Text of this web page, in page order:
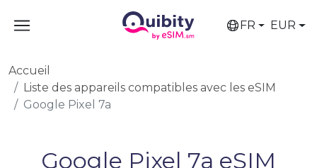
FR EUR
Accueil
Liste des appareils compatibles avec les eSIM
Google Pixel 7a
Google Pixel 7a eSIM